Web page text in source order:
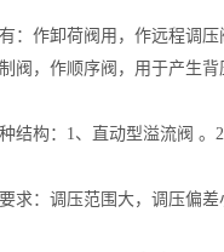
：作卸荷阀用，作远程调压
阀，作顺序阀，用于产生
结构：1、直动型溢流阀 。
求：调压范围大，调压偏